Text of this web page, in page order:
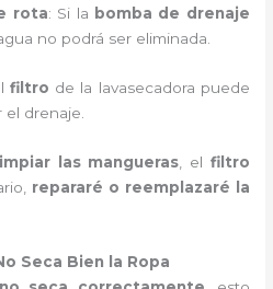
rota: Si la bomba de drenaje
no podrá ser eliminada.
filtro de la lavasecadora puede
el drenaje.
limpiar las mangueras , el filtro
repararé o reemplazaré la
Seca Bien la Ropa